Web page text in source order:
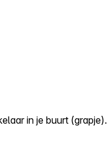
in je buurt (grapje).